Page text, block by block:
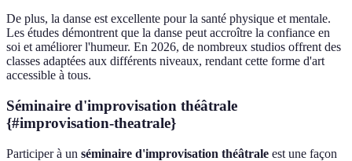
De plus, la danse est excellente pour la santé physique et mentale.
Les études démontrent que la danse peut accroître la confiance en
soi et améliorer l'humeur. En 2026, de nombreux studios offrent des
classes adaptées aux différents niveaux, rendant cette forme d'art
accessible à tous.
Séminaire d'improvisation théâtrale
{#improvisation-theatrale}
Participer à un séminaire d'improvisation théâtrale est une façon